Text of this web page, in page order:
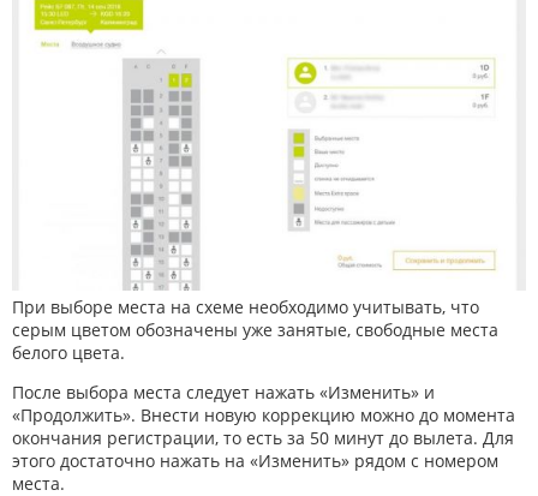
При выборе места на схеме необходимо учитывать, что
серым цветом обозначены уже занятые, свободные места
белого цвета.
После выбора места следует нажать «Изменить» и
«Продолжить». Внести новую коррекцию можно до момента
окончания регистрации, то есть за 50 минут до вылета. Для
этого достаточно нажать на «Изменить» рядом с номером
места.